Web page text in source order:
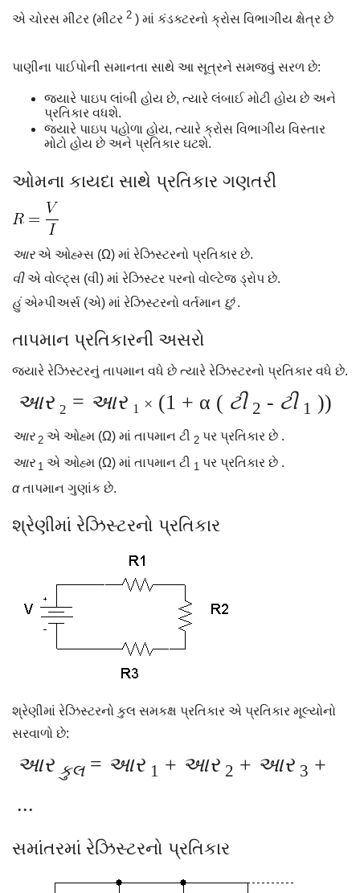
એ ચોરસ મીટર (મીટર 2 ) માં કંડક્ટરનો ક્રોસ વિભાગીય ક્ષેત્ર છે
પાણીના પાઈપોની સમાનતા સાથે આ સૂત્રને સમજવું સરળ છે:
જ્યારે પાઇપ લાંબી હોય છે, ત્યારે લંબાઈ મોટી હોય છે અને
પ્રતિકાર વધશે.
જ્યારે પાઇપ પહોળા હોય, ત્યારે ક્રોસ વિભાગીય વિસ્તાર
મોટો હોય છે અને પ્રતિકાર ઘટશે.
ઓમના કાયદા સાથે પ્રતિકાર ગણતરી
આરએ ઓહ્મ્સ (Ω) માં રેઝિસ્ટરનો પ્રતિકાર છે.
વીએ વોલ્ટ્સ (વી) માં રેઝિસ્ટર પરનો વોલ્ટેજ ડ્રોપ છે.
હુંએમ્પીઅર્સ (એ) માં રેઝિસ્ટરનો વર્તમાન છું.
તાપમાન પ્રતિકારની અસરો
જ્યારે રેઝિસ્ટરનું તાપમાન વધે છે ત્યારે રેઝિસ્ટરનો પ્રતિકાર વધે છે.
આર 2 = આર 1 × (1 + α ( ટી 2 - ટી 1 ))
આર 2 એ ઓહ્મ (Ω) માં તાપમાન ટી 2 પર પ્રતિકાર છે .
આર 1 એ ઓહ્મ (Ω) માં તાપમાન ટી 1 પર પ્રતિકાર છે .
αતાપમાન ગુણાંક છે.
શ્રેણીમાં રેઝિસ્ટરનો પ્રતિકાર
શ્રેણીમાં રેઝિસ્ટરનો કુલ સમકક્ષ પ્રતિકાર એ પ્રતિકાર મૂલ્યોનો
સરવાળો છે:
આર કુલ= આર 1 + આર 2 + આર 3 +
...
સમાંતરમાં રેઝિસ્ટરનો પ્રતિકાર